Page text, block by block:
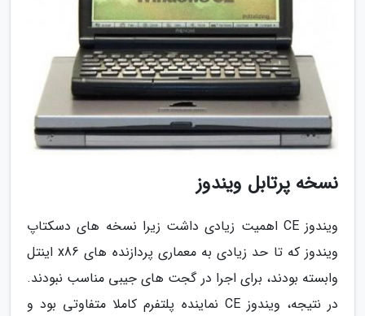
نسخه پرتابل ویندوز
ویندوز CE اهمیت زیادی داشت زیرا نسخه های دسکتاپ
ویندوز که تا حد زیادی به معماری پردازنده های x86 اینتل
وابسته بودند، برای اجرا در گجت های جیبی مناسب نبودند.
در نتیجه، ویندوز CE نماینده پلتفرم کاملا متفاوتی بود و